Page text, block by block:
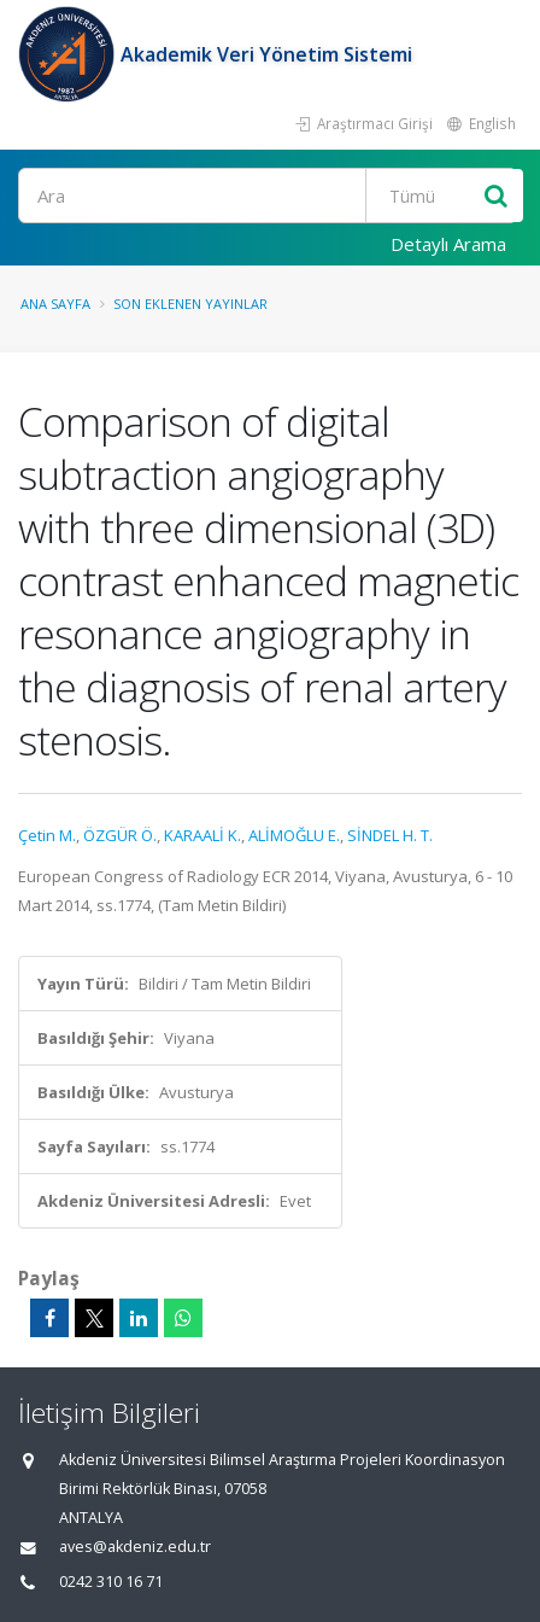
Akademik Veri Yönetim Sistemi
Araştırmacı Girişi English
Ara
Detaylı Arama
ANA SAYFA SON EKLENEN YAYINLAR
Comparison of digital
subtraction angiography
with three dimensional (3D)
contrast enhanced magnetic
resonance angiography in
the diagnosis of renal artery
stenosis.
Çetin M.,ÖZGÜR Ö.,KARAALİ K.,ALİMOĞLU E., SİNDEL H. T.
European Congress of Radiology ECR 2014, Viyana, Avusturya, 6 - 10
Mart 2014, ss.1774, (Tam Metin Bildiri)
Yayın Türü: Bildiri / Tam Metin Bildiri
Basıldığı Şehir: Viyana
Basıldığı Ülke: Avusturya
Sayfa Sayıları: ss.1774
Akdeniz Üniversitesi Adresli: Evet
Paylaş
İletişim Bilgileri
Akdeniz Üniversitesi Bilimsel Araştırma Projeleri Koordinasyon
Birimi Rektörlük Binası, 07058
ANTALYA
aves@akdeniz.edu.tr
0242 310 16 71